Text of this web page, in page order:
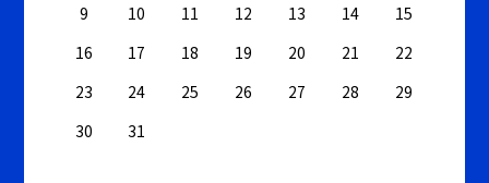
9
10 11 12 13 14
15
16
17 18 19 20 21
22
23
24 25 26 27 28
29
30
31